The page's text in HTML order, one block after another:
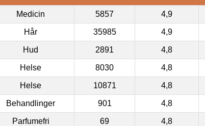
Medicin 5857 4,9
Hår 35985 4,9
Hud 2891 4,8
Helse 8030 4,8
Helse 10871 4,8
Behandlinger 901 4,8
Parfumefri 69 4,8